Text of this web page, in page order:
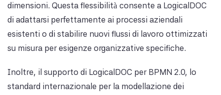
dimensioni. Questa flessibilità consente a LogicalDOC
di adattarsi perfettamente ai processi aziendali
esistenti o di stabilire nuovi flussi di lavoro ottimizzati
su misura per esigenze organizzative specifiche.
Inoltre, il supporto di LogicalDOC per BPMN 2.0, lo
standard internazionale per la modellazione dei